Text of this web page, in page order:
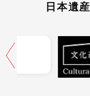
日本遺